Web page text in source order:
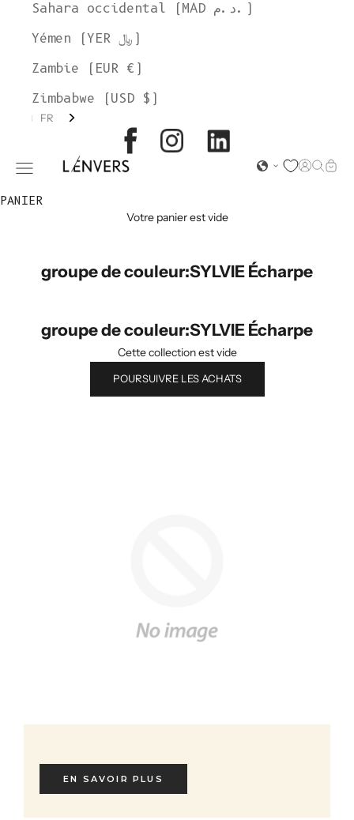
L'ENVERS
Ouvrir le menu de navigation Page
Sahara occidental (MAD د.م.)
Yémen (YER ﷼)
Zambie (EUR €)
Zimbabwe (USD $)
FR
PANIER
Votre panier est vide
groupe de couleur:SYLVIE Écharpe
groupe de couleur:SYLVIE Écharpe
Cette collection est vide
POURSUIVRE LES ACHATS
EN SAVOIR PLUS